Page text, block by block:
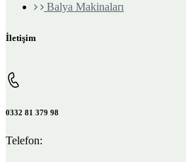
Balya Makinaları
İletişim
0332 81 379 98
Telefon: